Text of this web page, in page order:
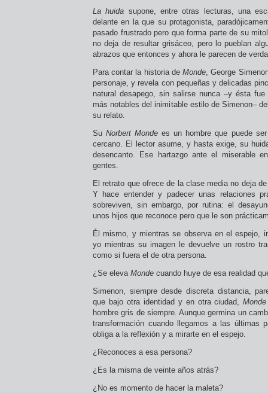
La huida supone, entre otras lecturas, una
delante en la que su protagonista,
pasado frustrado pero que forma parte de su
no deja de resultar grisáceo, pero lo pueblan
abrazos que entonces y ahora le parecen de
Para contar la historia deMonde, George
personaje, y revela con pequeñas y delicadas
natural desapego, sin salirse nunca –y ésta
más notables del inimitable estilo de Simenon–
su relato.
SuNorbert Monde es un hombre que puede
cercano. El lector asume, y hasta exige, su
desencanto. Ese hartazgo ante el miserable
gentes.
El retrato que ofrece de la clase media no deja
Y hace entender y padecer unas relaciones
sobreviven, sin embargo, por rutina: el
unos hijos que reconoce pero que le son
Él mismo, y mientras se observa en el espejo,
yo mientras su imagen le devuelve un rostro
como si fuera el de otra persona.
¿Se eleva Monde cuando huye de esa realidad
Simenon, siempre desde discreta distancia,
que bajo otra identidad y en otra ciudad,
hombre gris de siempre. Aunque germina un
transformación cuando llegamos a las últimas
obliga a la reflexión y a mirarte en el espejo.
¿Reconoces a esa persona?
¿Es la misma de veinte años atrás?
¿No es momento de hacer la maleta?